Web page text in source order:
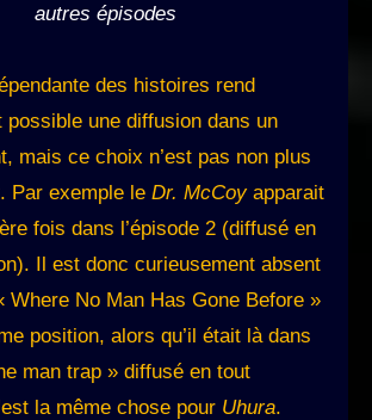
autres épisodes
des histoires rend
possible une diffusion dans un
mais ce choix n’est pas non plus
Par exemple le Dr. McCoyapparait
fois dans l’épisode 2 (diffusé en
Il est donc curieusement absent
Where No Man Has Gone Before »
position, alors qu’il était là dans
man trap » diffusé en tout
la même chose pour Uhura.